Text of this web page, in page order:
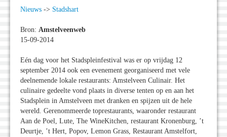
Nieuws -> Stadshart
Bron: Amstelveenweb
15-09-2014
Eén dag voor het Stadspleinfestival was er op vrijdag 12
september 2014 ook een evenement georganiseerd met vele
deelnemende lokale restaurants: Amstelveen Culinair. Het
culinaire gedeelte vond plaats in diverse tenten op en aan het
Stadsplein in Amstelveen met dranken en spijzen uit de hele
wereld. Gerenommeerde toprestaurants, waaronder restaurant
Aan de Poel, Lute, The WineKitchen, restaurant Kronenburg, ’t
Deurtje, ’t Hert, Popov, Lemon Grass, Restaurant Amstelfort,